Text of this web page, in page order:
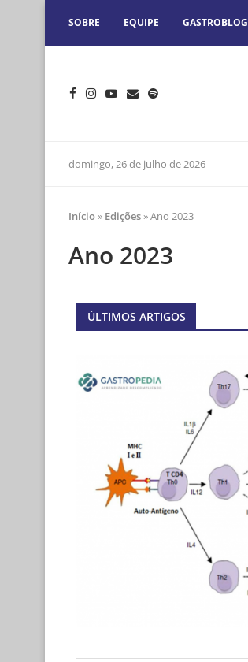
SOBRE EQUIPE GASTROBLOG
domingo, 26 de julho de 2026
Início» Edições»Ano 2023
Ano 2023
ÚLTIMOS ARTIGOS